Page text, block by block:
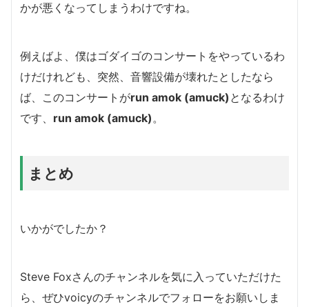
かが悪くなってしまうわけですね。
例えばよ、僕はゴダイゴのコンサートをやっているわ
けだけれども、突然、音響設備が壊れたとしたなら
ば、このコンサートがrun amok (amuck) となるわけ
です、 run amok (amuck)。
まとめ
いかがでしたか？
Steve Foxさんのチャンネルを気に入っていただけた
ら、ぜひvoicyのチャンネルでフォローをお願いしま